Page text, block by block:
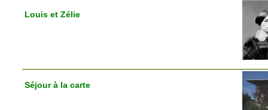
Louis et Zélie
Séjour à la carte